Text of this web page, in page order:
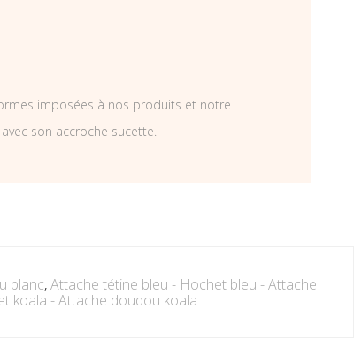
imposées à nos produits et notre
son accroche sucette.
blanc,Attache tétine bleu - Hochet bleu - Attache
koala - Attache doudou koala